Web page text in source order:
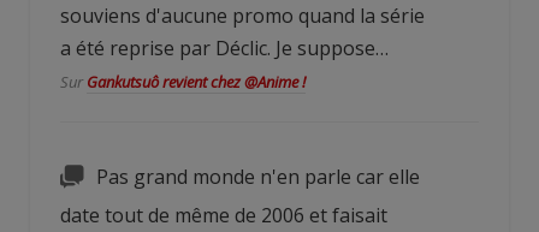
souviens d'aucune promo quand la série
a été reprise par Déclic. Je suppose…
Sur Gankutsuô revient chez @Anime !
Pas grand monde n'en parle car elle
date tout de même de 2006 et faisait